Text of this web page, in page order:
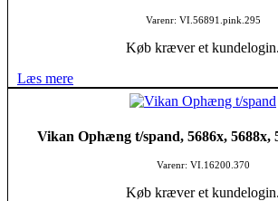
Varenr: VI.56891.pink.295
Køb kræver et kundelogin.
Læs mere
Vikan Ophæng t/spand, 5686x, 5688x,
Varenr: VI.16200.370
Køb kræver et kundelogin.